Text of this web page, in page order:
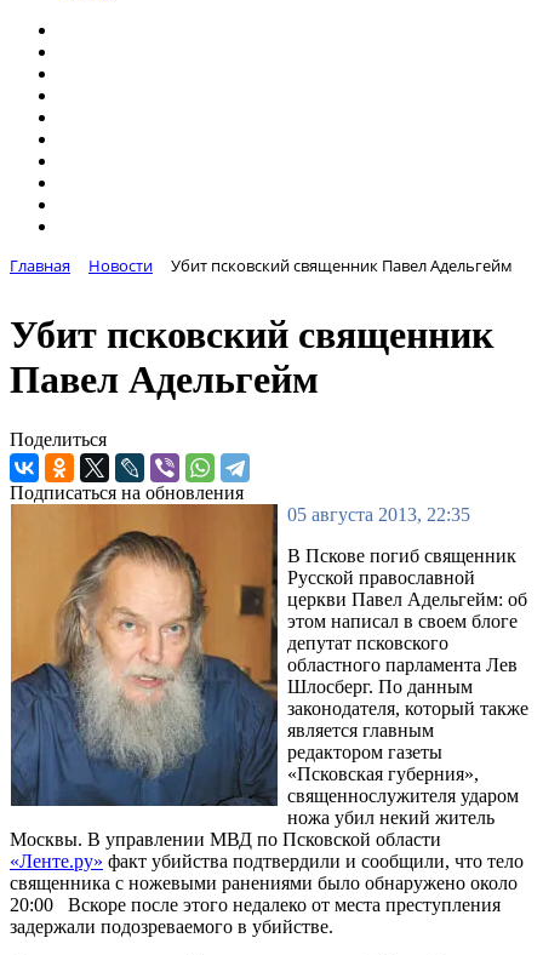
Главная Новости Убит псковский священник Павел Адельгейм
Убит псковский священник
Павел Адельгейм
Поделиться
Подписаться на обновления
05 августа 2013, 22:35
В Пскове погиб священник
Русской православной
церкви Павел Адельгейм: об
этом написал в своем блоге
депутат псковского
областного парламента Лев
Шлосберг. По данным
законодателя, который также
является главным
редактором газеты
«Псковская губерния»,
священнослужителя ударом
ножа убил некий житель
Москвы. В управлении МВД по Псковской области
«Ленте.ру» факт убийства подтвердили и сообщили, что тело
священника с ножевыми ранениями было обнаружено около
20:00 Вскоре после этого недалеко от места преступления
задержали подозреваемого в убийстве.